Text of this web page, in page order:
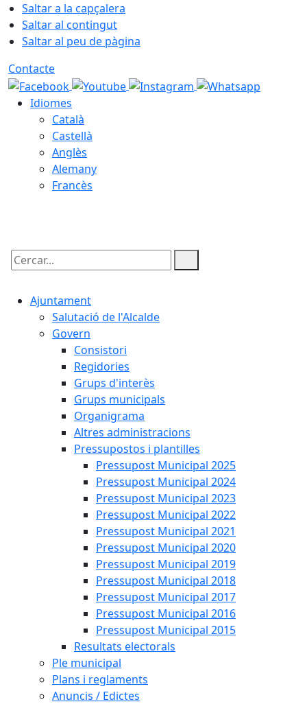
Saltar a la capçalera
Saltar al contingut
Saltar al peu de pàgina
Contacte
Idiomes
Català
Castellà
Anglès
Alemany
Francès
Cercar:
Ajuntament
Salutació de l'Alcalde
Govern
Consistori
Regidories
Grups d'interès
Grups municipals
Organigrama
Altres administracions
Pressupostos i plantilles
Pressupost Municipal 2025
Pressupost Municipal 2024
Pressupost Municipal 2023
Pressupost Municipal 2022
Pressupost Municipal 2021
Pressupost Municipal 2020
Pressupost Municipal 2019
Pressupost Municipal 2018
Pressupost Municipal 2017
Pressupost Municipal 2016
Pressupost Municipal 2015
Resultats electorals
Ple municipal
Plans i reglaments
Anuncis / Edictes